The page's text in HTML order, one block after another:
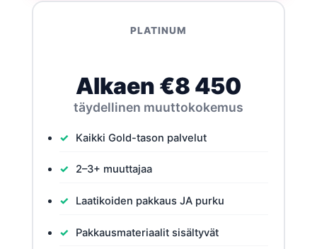
PLATINUM
Alkaen €8 450
täydellinen muuttokokemus
Kaikki Gold-tason palvelut
2–3+ muuttajaa
Laatikoiden pakkaus JA purku
Pakkausmateriaalit sisältyvät